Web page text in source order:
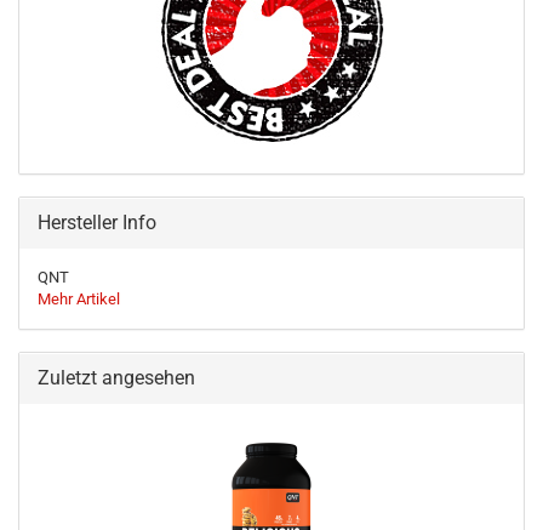
Hersteller Info
QNT
Mehr Artikel
Zuletzt angesehen